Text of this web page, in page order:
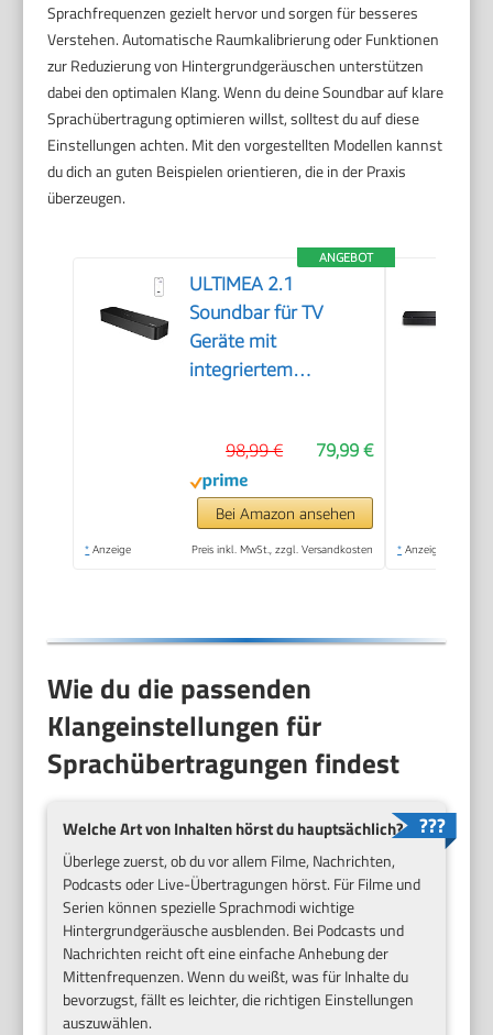
Sprachfrequenzen gezielt hervor und sorgen für besseres
Verstehen. Automatische Raumkalibrierung oder Funktionen
zur Reduzierung von Hintergrundgeräuschen unterstützen
dabei den optimalen Klang. Wenn du deine Soundbar auf klare
Sprachübertragung optimieren willst, solltest du auf diese
Einstellungen achten. Mit den vorgestellten Modellen kannst
du dich an guten Beispielen orientieren, die in der Praxis
überzeugen.
ANGEBOT
ULTIMEA 2.1
Soundbar für TV
Geräte mit
integriertem
in-One PC Soundbar
für Gaming, TV
Lautsprecher mit
Verstellbarem Bass,
79,99 €
98,99 €
Bei Amazon ansehen
* Anzeige Preis inkl. MwSt., zzgl. Versandkosten * Anzeige
Wie du die passenden
Klangeinstellungen für
Sprachübertragungen findest
Welche Art von Inhalten hörst du hauptsächlich?
Überlege zuerst, ob du vor allem Filme, Nachrichten,
Podcasts oder Live-Übertragungen hörst. Für Filme und
Serien können spezielle Sprachmodi wichtige
Hintergrundgeräusche ausblenden. Bei Podcasts und
Nachrichten reicht oft eine einfache Anhebung der
Mittenfrequenzen. Wenn du weißt, was für Inhalte du
bevorzugst, fällt es leichter, die richtigen Einstellungen
auszuwählen.